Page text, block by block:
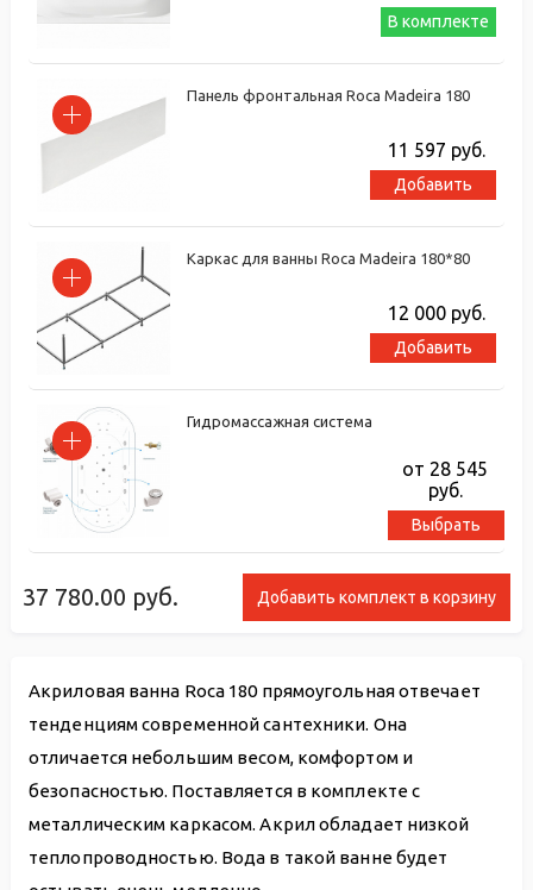
37 780.00 руб. Добавить комплект в корзину
В комплекте
Панель фронтальная Roca Madeira 180
11 597 руб.
Добавить
Каркас для ванны Roca Madeira 180*80
12 000 руб.
Добавить
Гидромассажная система
от 28 545
руб.
Выбрать
Акриловая ванна Roca 180 прямоугольная отвечает
тенденциям современной сантехники. Она
отличается небольшим весом, комфортом и
безопасностью. Поставляется в комплекте с
металлическим каркасом. Акрил обладает низкой
теплопроводностью. Вода в такой ванне будет